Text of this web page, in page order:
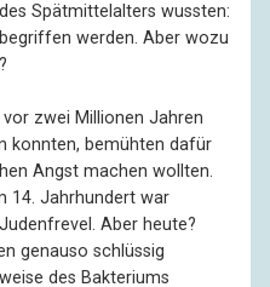
Spätmittelalters wussten:
werden. Aber wozu
zwei Millionen Jahren
konnten, bemühten dafür
Angst machen wollten.
14. Jahrhundert war
Aber heute?
genauso schlüssig
des Bakteriums